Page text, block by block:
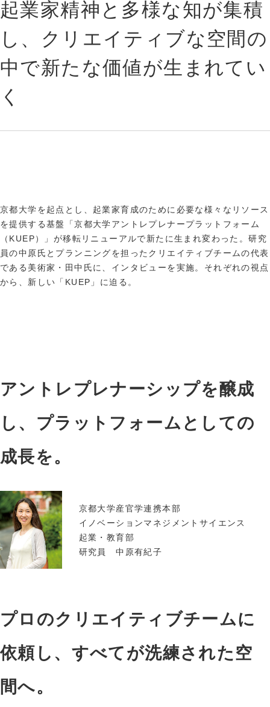
起業家精神と多様な知が集積
し、クリエイティブな空間の
中で新たな価値が生まれてい
く
京都大学を起点とし、起業家育成のために必要な様々なリソース
を提供する基盤「京都大学アントレプレナープラットフォーム
（KUEP）」が移転リニューアルで新たに生まれ変わった。研究
員の中原氏とプランニングを担ったクリエイティブチームの代表
である美術家・田中氏に、インタビューを実施。それぞれの視点
から、新しい「KUEP」に迫る。
アントレプレナーシップを醸成
し、プラットフォームとしての
成長を。
京都大学産官学連携本部
イノベーションマネジメントサイエンス
起業・教育部
研究員 中原有紀子
プロのクリエイティブチームに
依頼し、すべてが洗練された空
間へ。